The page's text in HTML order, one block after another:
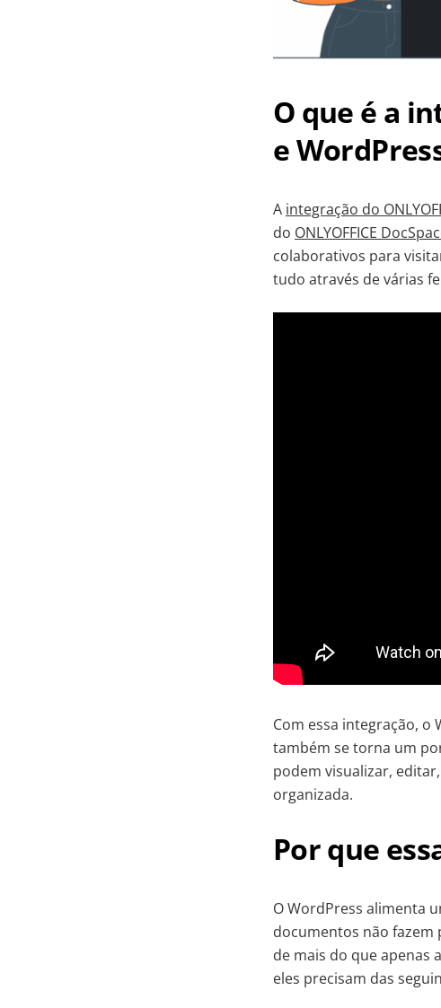
O que é a
e
A integração do
do ONLYOFFICE
colaborativos para
tudo através de várias
Com essa integração, o
também se torna um
podem visualizar,
organizada.
Por que
O WordPress alimenta
documentos não fazem
de mais do que apenas
eles precisam das